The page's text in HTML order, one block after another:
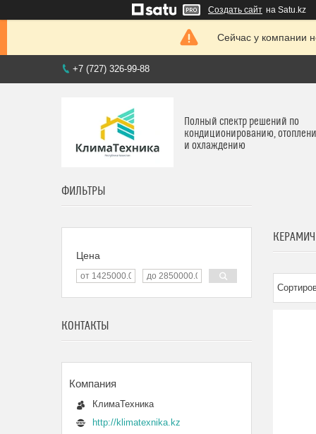
Создать сайт на Satu.kz
Сейчас у компании
+7 (727) 326-99-88
Полный спектр решений по
кондиционированию,
и охлаждению
ФИЛЬТРЫ
Цена
КОНТАКТЫ
КлимаТехника
http://klimatexnika.kz